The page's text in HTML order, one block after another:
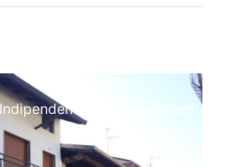
semindipendenti